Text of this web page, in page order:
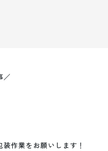
／
作業をお願いします！